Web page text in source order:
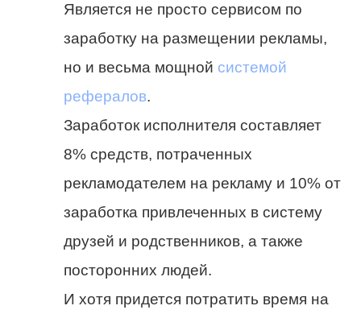
Является не просто сервисом по
заработку на размещении рекламы,
но и весьма мощной системой
рефералов.
Заработок исполнителя составляет
8% средств, потраченных
рекламодателем на рекламу и 10% от
заработка привлеченных в систему
друзей и родственников, а также
посторонних людей.
И хотя придется потратить время на